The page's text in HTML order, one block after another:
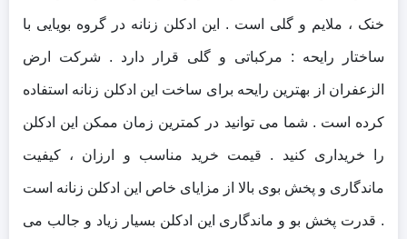
خنک ، ملایم و گلی است . این ادکلن زنانه در گروه بویایی با
ساختار رایحه : مرکباتی و گلی قرار دارد . شرکت ارض
الزعفران از بهترین رایحه برای ساخت این ادکلن زنانه استفاده
کرده است . شما می توانید در کمترین زمان ممکن این ادکلن
را خریداری کنید . قیمت خرید مناسب و ارزان ، کیفیت
ماندگاری و پخش بوی بالا از مزایای خاص این ادکلن زنانه است
. قدرت پخش بو و ماندگاری این ادکلن بسیار زیاد و جالب می